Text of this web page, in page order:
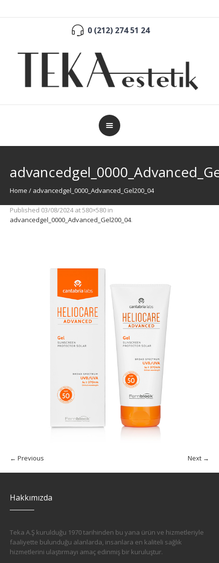
0 (212) 274 51 24
Home / advancedgel_0000_Advanced_Gel200_04
Published 03/08/2024at 580×580 in
advancedgel_0000_Advanced_Gel200_04.
← Previous Next →
Hakkımızda
Teka A.Ş kurulduğu 1970 tarihinden bu yana ürün ve hizmetleriyle
faaliyette bulunduğu alanlarda, insanlara en kaliteli sağlık
hizmetlerini ulaştırmayı amaç edinmiş bir kuruluştur.